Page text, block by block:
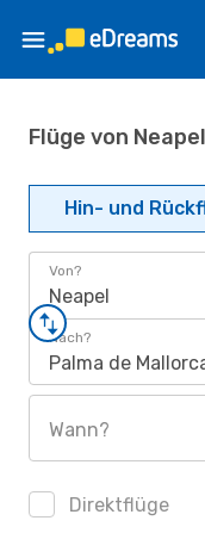
Flüge von
Hin- und
Von?
Neapel
Nach?
Palma de
Wann?
Direktflüge